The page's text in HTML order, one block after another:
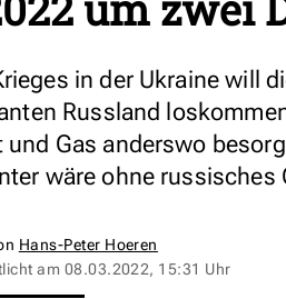
in der Ukraine will
Russland
Gas anderswo
wäre ohne
Hans-Peter Hoeren
am 08.03.2022, 15:31 Uhr